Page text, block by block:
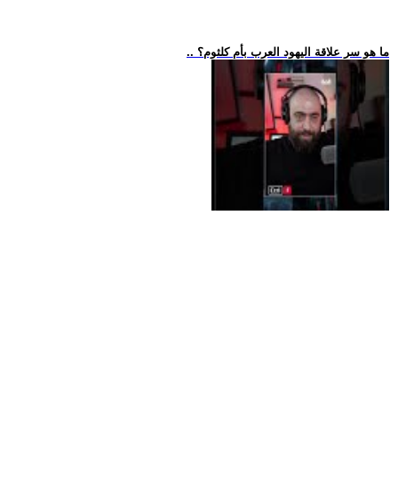
.. ما هو سر علاقة اليهود العرب بأم كلثوم؟